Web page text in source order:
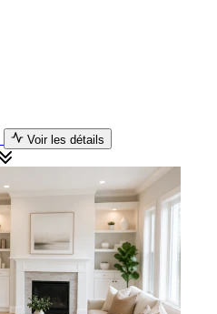
Voir les détails